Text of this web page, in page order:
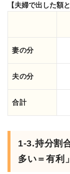
【夫婦で出した額
妻の分
夫の分
合計
1-3.持分割
多い＝有利